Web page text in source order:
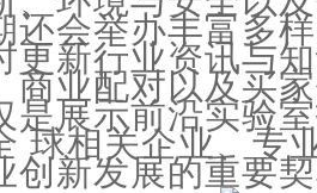
还会举办丰富多
更新行业资讯与
商业配对以及买
是展示前沿实验
球相关企业、专
创新发展的重要